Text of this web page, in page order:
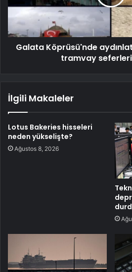
Galata Köprüsü'nde
tramvay seferleri
İlgili Makaleler
Lotus Bakeries hisseleri
neden yükselişte?
Ağustos 8, 2026